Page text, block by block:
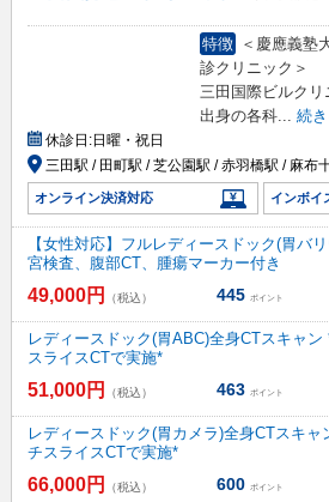
特徴
＜慶應義塾
診クリニック＞
三田国際ビルク
出身の各科... 続
休診日:日曜・祝日
三田駅 / 田町駅 / 芝公園駅 / 赤羽橋駅 / 麻布
オンライン決済対応 インボイ
【女性対応】フルレディースドック(胃バ
宮検査、腹部CT、腫瘍マーカー付き
49,000円 （税込） 445 ポイント
レディースドック(胃ABC)全身CTスキャ
スライスCTで実施*
51,000円 （税込） 463 ポイント
レディースドック(胃カメラ)全身CTスキ
チスライスCTで実施*
66,000円 （税込） 600 ポイント